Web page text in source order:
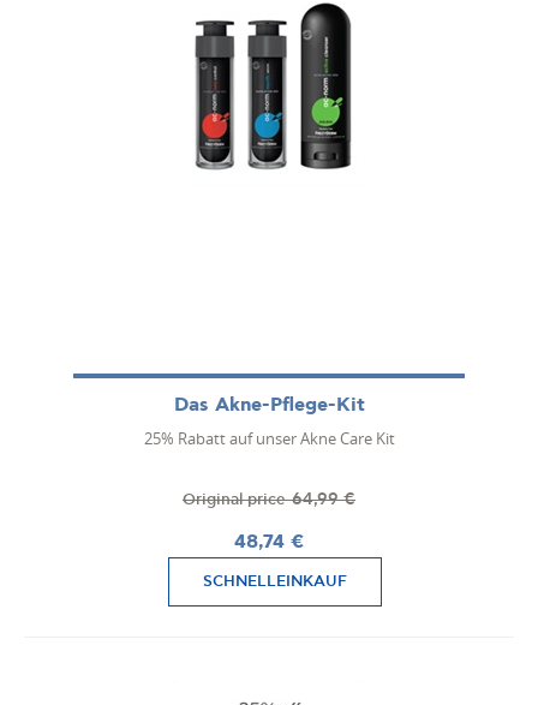
Das Akne-Pflege-Kit
25% Rabatt auf unser Akne Care Kit
Original price64,99 €
48,74 €
SCHNELLEINKAUF